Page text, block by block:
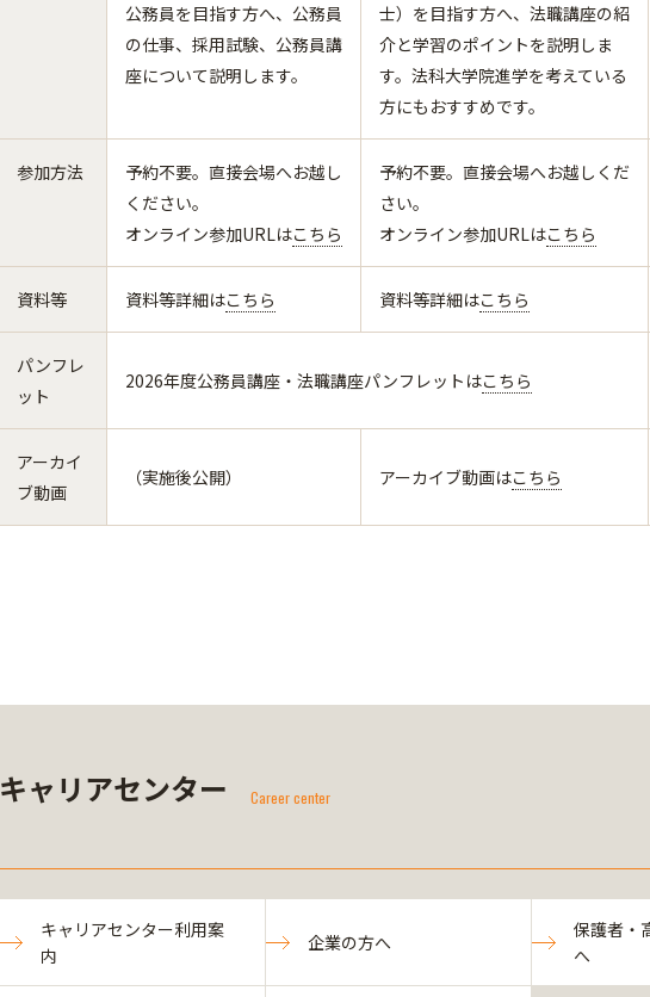
公務員を目指す方へ、公務員
の仕事、採用試験、公務員講
座について説明します。
士）を目指す方へ、法職講座の紹
介と学習のポイントを説明しま
す。法科大学院進学を考えている
方にもおすすめです。
参加方法
予約不要。直接会場へお越し
ください。
オンライン参加URLはこちら
予約不要。直接会場へお越しくだ
さい。
オンライン参加URLはこちら
資料等 資料等詳細はこちら 資料等詳細はこちら
パンフレ
ット
2026年度公務員講座・法職講座パンフレットはこちら
アーカイ
ブ動画
（実施後公開） アーカイブ動画はこちら
キャリアセンター Career center
キャリアセンター利用案
内
企業の方へ
保護者・
へ